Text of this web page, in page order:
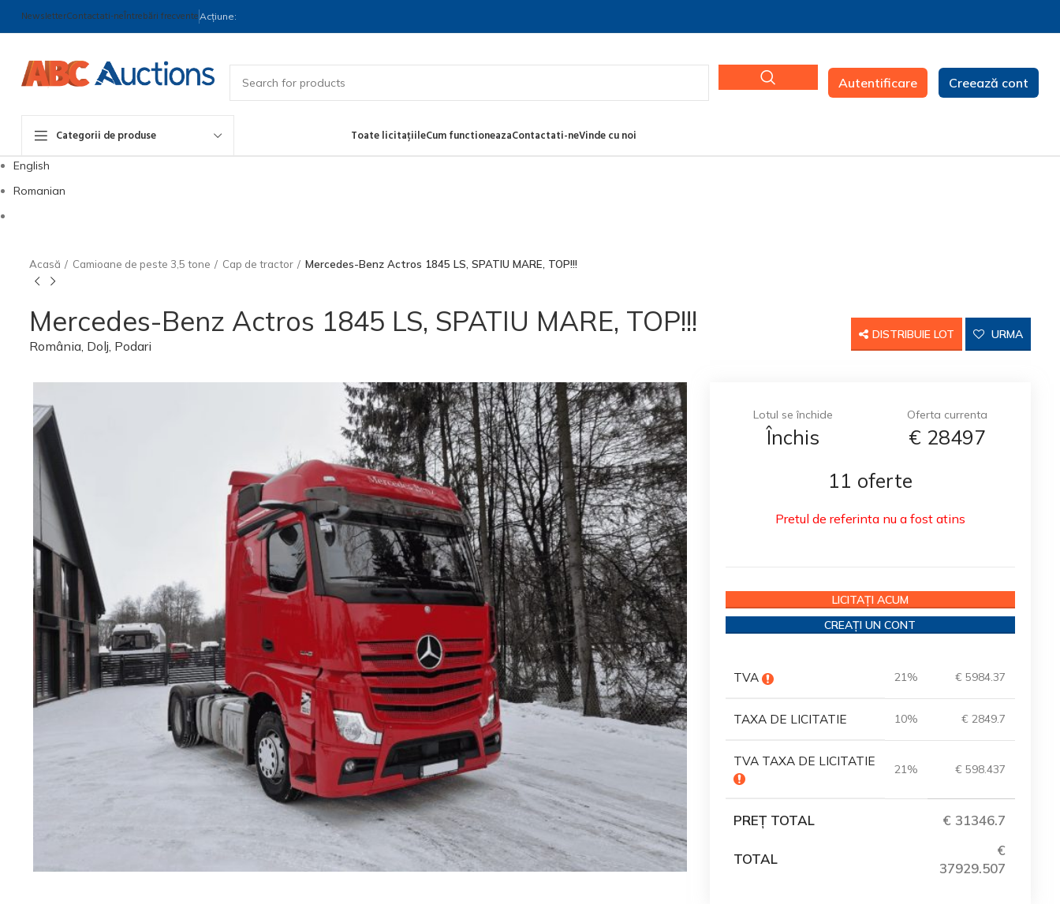
NewsletterContactati-neÎntrebări frecvente Acțiune:
Autentificare Creează cont
Categorii de produse Toate licitațiileCum functioneazaContactati-neVinde cu noi
English
Romanian
Acasă Camioane de peste 3,5 tone Cap de tractor Mercedes-Benz Actros 1845 LS, SPATIU MARE, TOP!!!
Mercedes-Benz Actros 1845 LS, SPATIU MARE, TOP!!!
România, Dolj, Podari
DISTRIBUIE LOT URMA
Lotul se închide
Închis
Oferta currenta
€ 28497
11 oferte
Pretul de referinta nu a fost atins
LICITAȚI ACUM
CREAȚI UN CONT
TVA 21% € 5984.37
TAXA DE LICITATIE 10% € 2849.7
TVA TAXA DE LICITATIE
21% € 598.437
PREȚ TOTAL € 31346.7
TOTAL
€
37929.507